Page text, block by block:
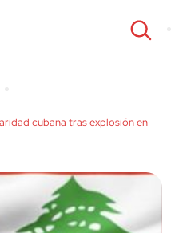
cubana tras explosión en